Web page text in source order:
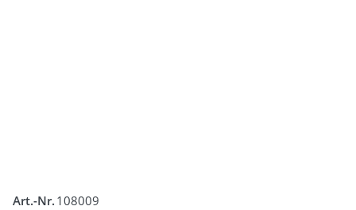
Art.-Nr. 108009